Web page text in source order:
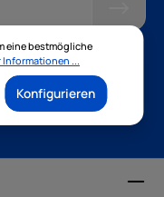
zur Kenntnis
bin mit ihnen
eine bestmögliche
...
Konfigurieren